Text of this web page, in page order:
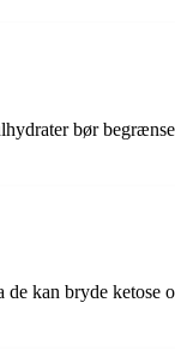
bør
kan bryde